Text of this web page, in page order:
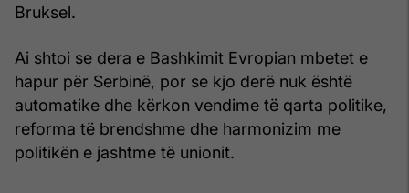
Bruksel.
Ai shtoi se dera e Bashkimit Evropian mbetet e
hapur për Serbinë, por se kjo derë nuk është
automatike dhe kërkon vendime të qarta politike,
reforma të brendshme dhe harmonizim me
politikën e jashtme të unionit.